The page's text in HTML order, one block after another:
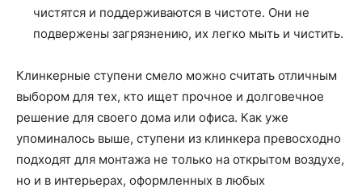
чистятся и поддерживаются в чистоте. Они не
подвержены загрязнению, их легко мыть и чистить.
Клинкерные ступени смело можно считать отличным
выбором для тех, кто ищет прочное и долговечное
решение для своего дома или офиса. Как уже
упоминалось выше, ступени из клинкера превосходно
подходят для монтажа не только на открытом воздухе,
но и в интерьерах, оформленных в любых